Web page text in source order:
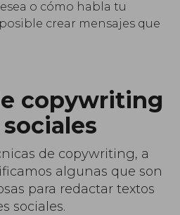
o cómo habla tu
crear mensajes que
copywriting
de copywriting, a
algunas que son
para redactar textos
sociales.